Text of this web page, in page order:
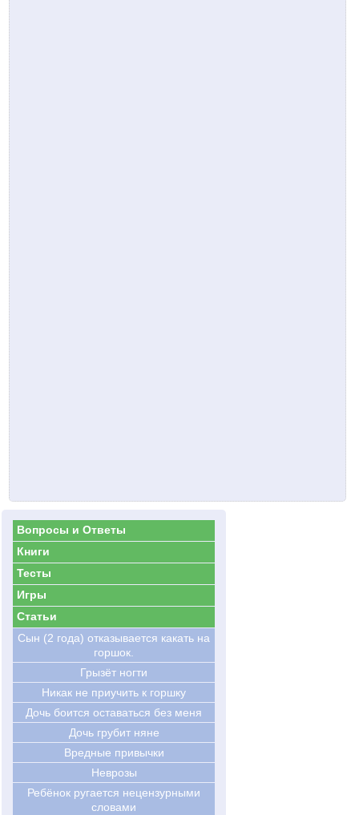
Вопросы и Ответы
Книги
Тесты
Игры
Статьи
Сын (2 года) отказывается какать на
горшок.
Грызёт ногти
Никак не приучить к горшку
Дочь боится оставаться без меня
Дочь грубит няне
Вредные привычки
Неврозы
Ребёнок ругается нецензурными
словами